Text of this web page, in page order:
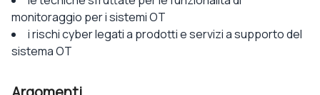
monitoraggio per i sistemi OT
i rischi cyber legati a prodotti e servizi a supporto del
sistema OT